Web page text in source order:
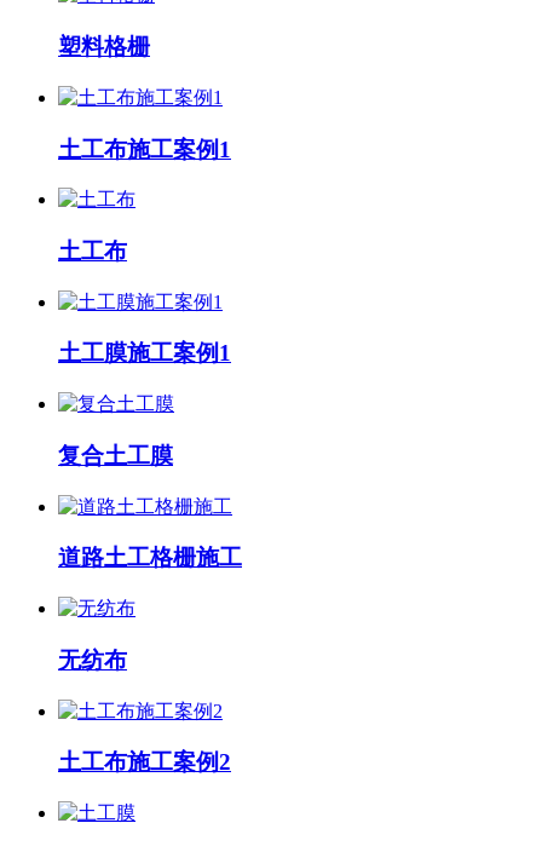
塑料格栅
土工布施工案例1
土工布
土工膜施工案例1
复合土工膜
道路土工格栅施工
无纺布
土工布施工案例2